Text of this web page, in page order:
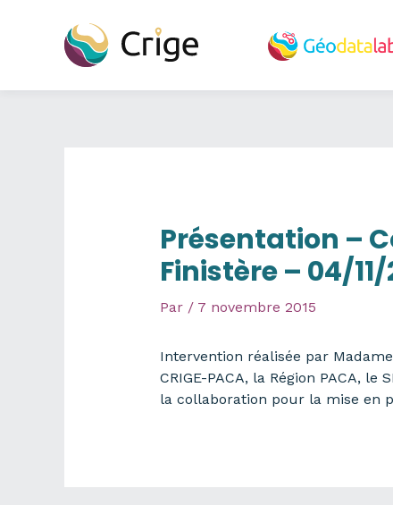
Présentation –
Finistère – 04/11/
Par / 7 novembre 2015
Intervention réalisée par
CRIGE-PACA, la Région PACA,
la collaboration pour la mise en